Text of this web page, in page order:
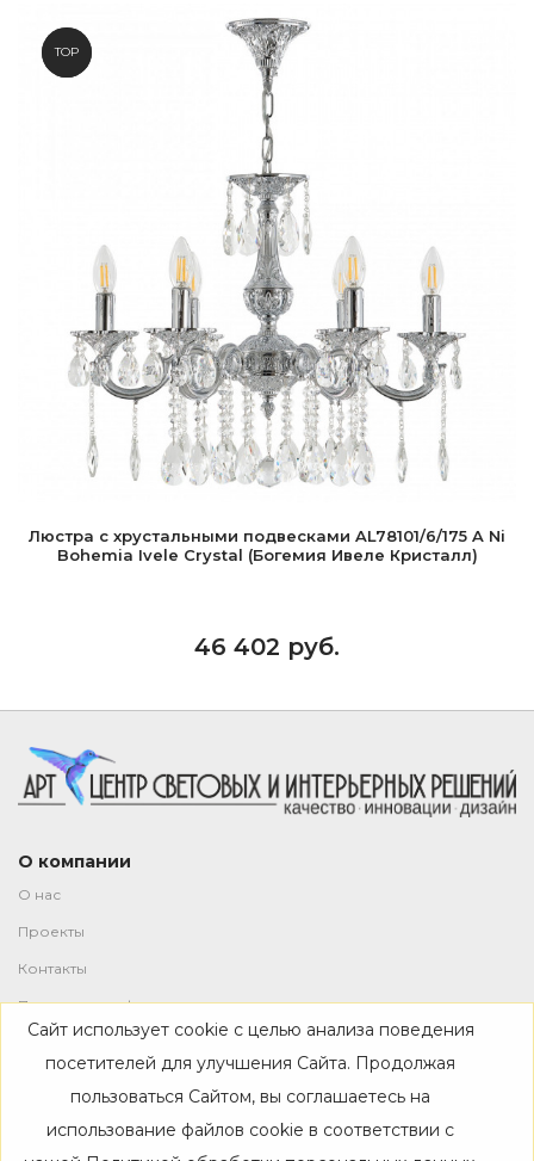
NEW
TOP
Люстра с хрустальными подвесками AL78101/6/175 A Ni
Bohemia Ivele Crystal (Богемия Ивеле Кристалл)
46 402 руб.
О компании
О нас
Проекты
Контакты
Политика конфиденциальности
Магазин
Каталог
Дизайнерам
Сайт использует cookie с целью анализа поведения
посетителей для улучшения Сайта. Продолжая
пользоваться Сайтом, вы соглашаетесь на
использование файлов cookie в соответствии с